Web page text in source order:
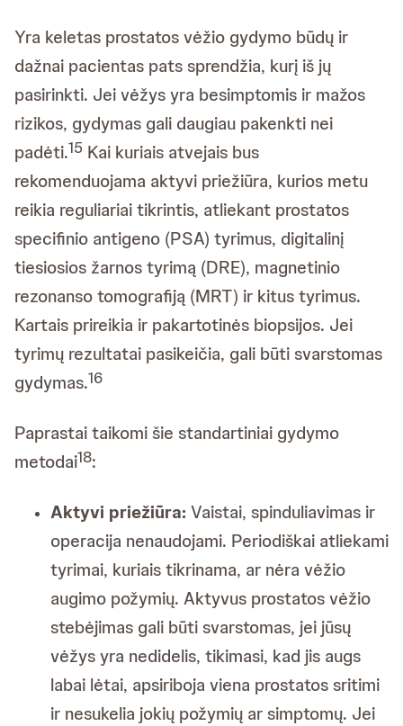
Yra keletas prostatos vėžio gydymo būdų ir
dažnai pacientas pats sprendžia, kurį iš jų
pasirinkti. Jei vėžys yra besimptomis ir mažos
rizikos, gydymas gali daugiau pakenkti nei
padėti.15 Kai kuriais atvejais bus
rekomenduojama aktyvi priežiūra, kurios metu
reikia reguliariai tikrintis, atliekant prostatos
specifinio antigeno (PSA) tyrimus, digitalinį
tiesiosios žarnos tyrimą (DRE), magnetinio
rezonanso tomografiją (MRT) ir kitus tyrimus.
Kartais prireikia ir pakartotinės biopsijos. Jei
tyrimų rezultatai pasikeičia, gali būti svarstomas
gydymas.16
Paprastai taikomi šie standartiniai gydymo
metodai18:
Aktyvi priežiūra:Vaistai, spinduliavimas ir
operacija nenaudojami. Periodiškai atliekami
tyrimai, kuriais tikrinama, ar nėra vėžio
augimo požymių. Aktyvus prostatos vėžio
stebėjimas gali būti svarstomas, jei jūsų
vėžys yra nedidelis, tikimasi, kad jis augs
labai lėtai, apsiriboja viena prostatos sritimi
ir nesukelia jokių požymių ar simptomų. Jei